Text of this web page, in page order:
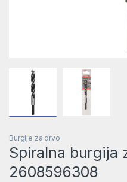
Burgije za drvo
Spiralna burgija
2608596308